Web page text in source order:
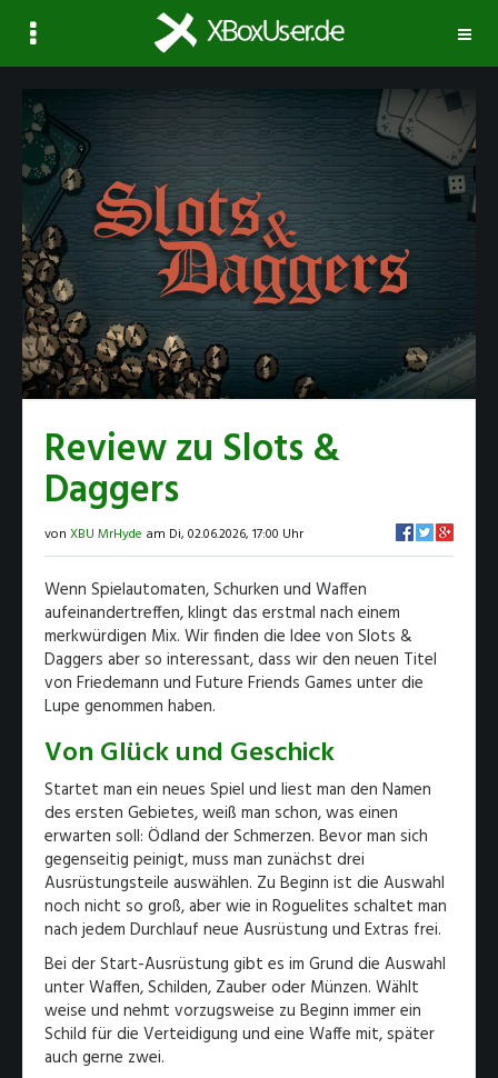
Review zu Slots &
Daggers
von XBU MrHyde am Di, 02.06.2026, 17:00 Uhr
Wenn Spielautomaten, Schurken und Waffen
aufeinandertreffen, klingt das erstmal nach einem
merkwürdigen Mix. Wir finden die Idee von Slots &
Daggers aber so interessant, dass wir den neuen Titel
von Friedemann und Future Friends Games unter die
Lupe genommen haben.
Von Glück und Geschick
Startet man ein neues Spiel und liest man den Namen
des ersten Gebietes, weiß man schon, was einen
erwarten soll: Ödland der Schmerzen. Bevor man sich
gegenseitig peinigt, muss man zunächst drei
Ausrüstungsteile auswählen. Zu Beginn ist die Auswahl
noch nicht so groß, aber wie in Roguelites schaltet man
nach jedem Durchlauf neue Ausrüstung und Extras frei.
Bei der Start-Ausrüstung gibt es im Grund die Auswahl
unter Waffen, Schilden, Zauber oder Münzen. Wählt
weise und nehmt vorzugsweise zu Beginn immer ein
Schild für die Verteidigung und eine Waffe mit, später
auch gerne zwei.